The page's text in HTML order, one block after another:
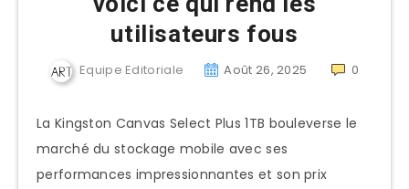
utilisateurs fous
Equipe Editoriale Août 26, 2025 0
La Kingston Canvas Select Plus 1TB bouleverse le
marché du stockage mobile avec ses
performances impressionnantes et son prix